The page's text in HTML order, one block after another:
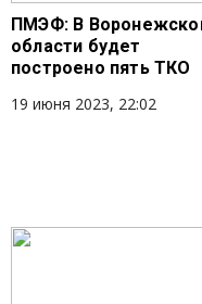
ПМЭФ: В
области будет
построено пять ТКО
19 июня 2023, 22:02